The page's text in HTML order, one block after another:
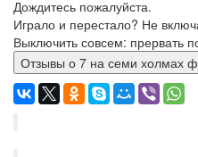
Дождитесь пожалуйста.
Играло и перестало? Не
Выключить совсем: прервать
Отзывы о 7 на семи